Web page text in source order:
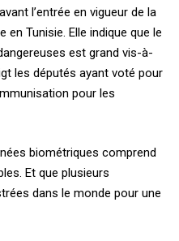
l’entrée en vigueur de la
en Tunisie. Elle indique que le
est grand vis-à-
les députés ayant voté pour
pour les
biométriques comprend
Et que plusieurs
dans le monde pour une